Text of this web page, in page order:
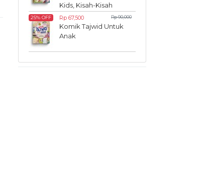
Kids, Kisah-Kisah
Akhlak dalam Al-
Qur`an
25% OFF Rp 67,500 Rp 90,000
Komik Tajwid Untuk
Anak